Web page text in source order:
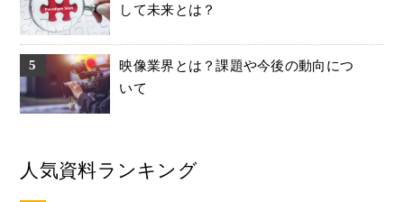
して未来とは？
映像業界とは？課題や今後の動向につ
いて
人気資料ランキング